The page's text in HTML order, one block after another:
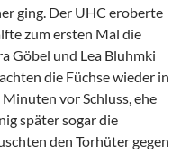
ging. Der UHC eroberte
zum ersten Mal die
Göbel und Lea Bluhmki
die Füchse wieder in
vor Schluss, ehe
später sogar die
den Torhüter gegen